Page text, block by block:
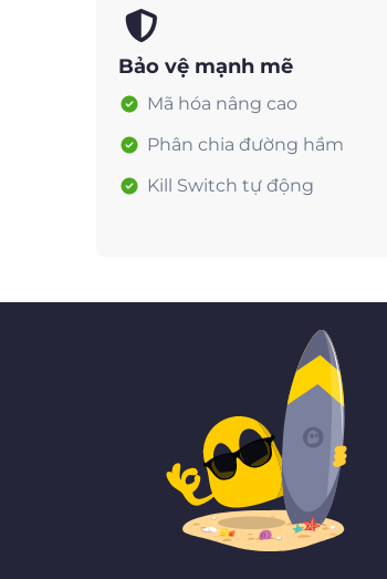
Bảo vệ mạnh mẽ
Mã hóa nâng cao
Phân chia đường hầm
Kill Switch tự động